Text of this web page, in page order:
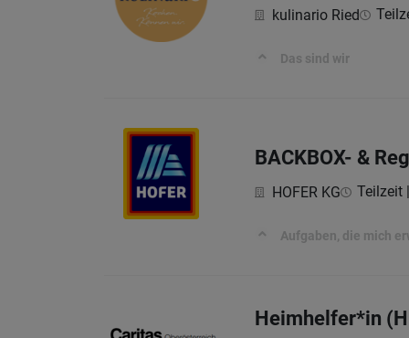
kulinario Ried
Das sind wir
BACKBOX- &
HOFER KG Teilzeit
Aufgaben, die mich
Heimhelfer*in